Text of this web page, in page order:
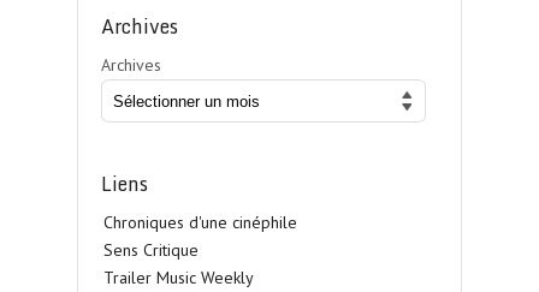
Archives
Archives
Liens
Chroniques d'une cinéphile
Sens Critique
Trailer Music Weekly